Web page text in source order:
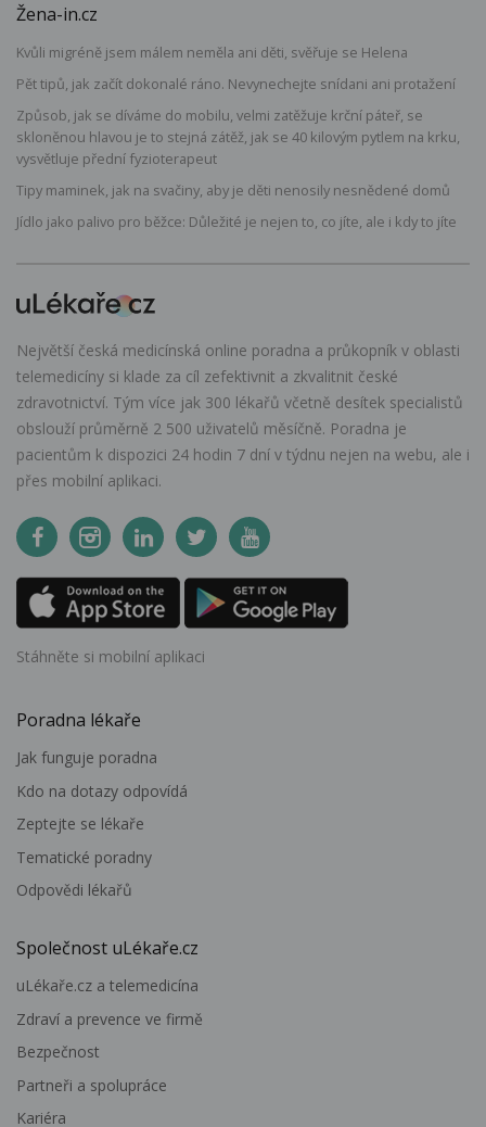
Žena-in.cz
Kvůli migréně jsem málem neměla ani děti, svěřuje se Helena
Pět tipů, jak začít dokonalé ráno. Nevynechejte snídani ani protažení
Způsob, jak se díváme do mobilu, velmi zatěžuje krční páteř, se
skloněnou hlavou je to stejná zátěž, jak se 40 kilovým pytlem na krku,
vysvětluje přední fyzioterapeut
Tipy maminek, jak na svačiny, aby je děti nenosily nesnědené domů
Jídlo jako palivo pro běžce: Důležité je nejen to, co jíte, ale i kdy to jíte
Největší česká medicínská online poradna a průkopník v oblasti
telemedicíny si klade za cíl zefektivnit a zkvalitnit české
zdravotnictví. Tým více jak 300 lékařů včetně desítek specialistů
obslouží průměrně 2 500 uživatelů měsíčně. Poradna je
pacientům k dispozici 24 hodin 7 dní v týdnu nejen na webu, ale i
přes mobilní aplikaci.
Stáhněte si mobilní aplikaci
Poradna lékaře
Jak funguje poradna
Kdo na dotazy odpovídá
Zeptejte se lékaře
Tematické poradny
Odpovědi lékařů
Společnost uLékaře.cz
uLékaře.cz a telemedicína
Zdraví a prevence ve firmě
Bezpečnost
Partneři a spolupráce
Kariéra